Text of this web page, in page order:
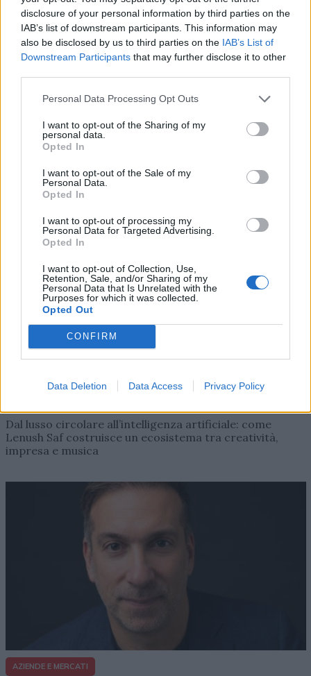
disclosure of your personal information by third parties on the
IAB’s list of downstream participants. This information may
also be disclosed by us to third parties on the IAB’s List of
Downstream Participants that may further disclose it to other
Personal Data Processing Opt Outs
I want to opt-out of the Sharing of my
personal data.
Opted In
I want to opt-out of the Sale of my
Personal Data.
Opted In
I want to opt-out of processing my
Personal Data for Targeted Advertising.
Opted In
I want to opt-out of Collection, Use,
Retention, Sale, and/or Sharing of my
Personal Data that Is Unrelated with the
Purposes for which it was collected.
Opted Out
CONFIRM
Data Deletion Data Access Privacy Policy
Altri articoli che potrebbero piacerti
AZIENDE E MERCATI
Dal lusso circolare all’intelligenza artificiale: come
Lenush Saf costruisce un ecosistema tra creatività,
impresa e musica
AZIENDE E MERCATI